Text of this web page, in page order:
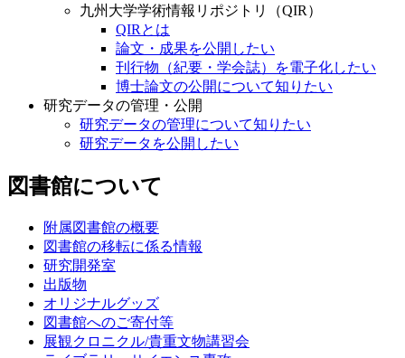
九州大学学術情報リポジトリ（QIR）
QIRとは
論文・成果を公開したい
刊行物（紀要・学会誌）を電子化したい
博士論文の公開について知りたい
研究データの管理・公開
研究データの管理について知りたい
研究データを公開したい
図書館について
附属図書館の概要
図書館の移転に係る情報
研究開発室
出版物
オリジナルグッズ
図書館へのご寄付等
展観クロニクル/貴重文物講習会